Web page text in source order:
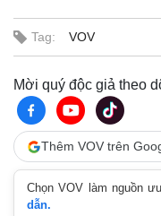
Pháp luật
Tag: VOV
Mời quý độc giả theo
Thêm VOV trên
Chọn VOV làm nguồn
dẫn.